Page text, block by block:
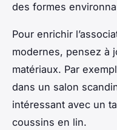
des formes
Pour enrichir
modernes, pensez à
matériaux. Par
dans un salon
intéressant avec un
coussins en lin.